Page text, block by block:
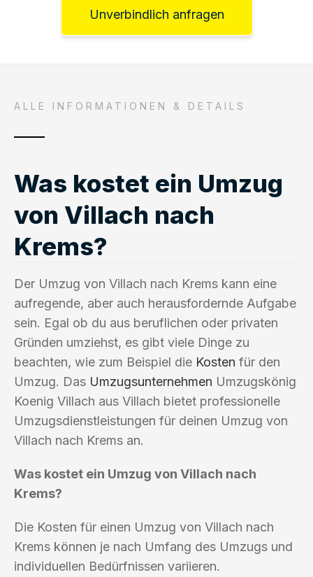
Unverbindlich anfragen
ALLE INFORMATIONEN & DETAILS
Was kostet ein Umzug
von Villach nach
Krems?
Der Umzug von Villach nach Krems kann eine
aufregende, aber auch herausfordernde Aufgabe
sein. Egal ob du aus beruflichen oder privaten
Gründen umziehst, es gibt viele Dinge zu
beachten, wie zum Beispiel die Kosten für den
Umzug. Das Umzugsunternehmen Umzugskönig
Koenig Villach aus Villach bietet professionelle
Umzugsdienstleistungen für deinen Umzug von
Villach nach Krems an.
Was kostet ein Umzug von Villach nach
Krems?
Die Kosten für einen Umzug von Villach nach
Krems können je nach Umfang des Umzugs und
individuellen Bedürfnissen variieren.